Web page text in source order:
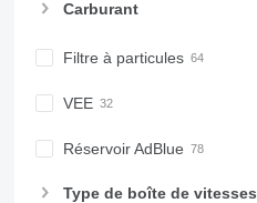
IT
NR
RM
Carburant
Filtre à particules
VEE
Réservoir AdBlue
Type de boîte de vitesses